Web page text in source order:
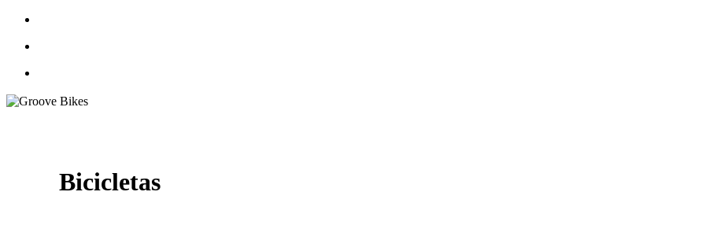
Bicicletas